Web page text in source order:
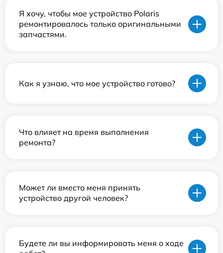
Я хочу, чтобы мое устройство Polaris
ремонтировалось только оригинальными
запчастями.
Как я узнаю, что мое устройство готово?
Что влияет на время выполнения
ремонта?
Может ли вместо меня принять
устройство другой человек?
Будете ли вы информировать меня о ходе